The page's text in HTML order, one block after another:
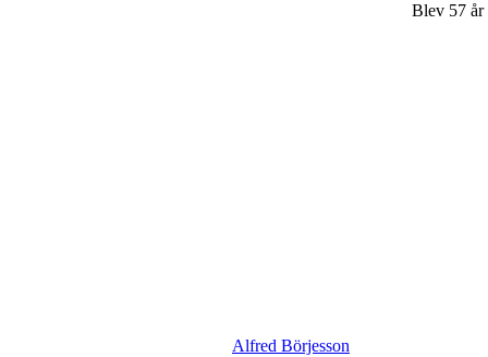
Alfred Börjesson
Blev 57 år